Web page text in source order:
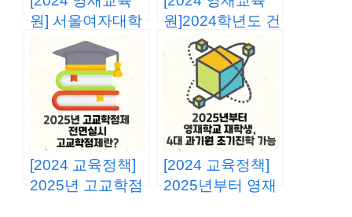
원] 서울여자대학
교 정보보호영재
교육원, 2024학년
도 영재교육대상
자 모집
원]2024학년도 건
양대학교 정보보
호영재교육원 모
집, 지원 방법은?
[2024 교육정책]
2025년 고교학점
[2024 교육정책]
2025년부터 영재